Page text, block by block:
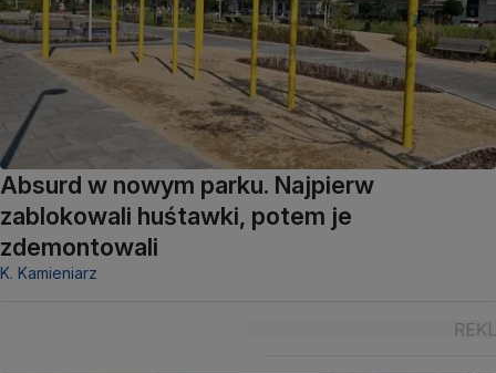
Absurd w nowym parku. Najpierw
zablokowali huśtawki, potem je
zdemontowali
K. Kamieniarz